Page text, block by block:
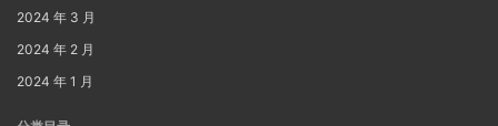
2024 年 3 月
2024 年 2 月
2024 年 1 月